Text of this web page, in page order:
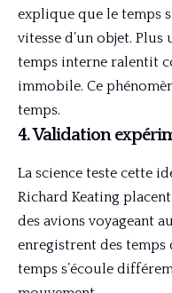
explique que le temps
vitesse d’un objet.
temps interne ralentit
immobile. Ce
temps.
4. Validation
La science teste cette
Richard Keating
des avions voyageant
enregistrent des
temps s’écoule